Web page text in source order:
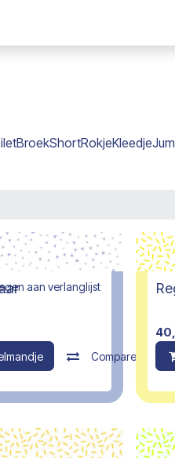
BroekShortRokjeKleedje
Compare
aan verlanglijst